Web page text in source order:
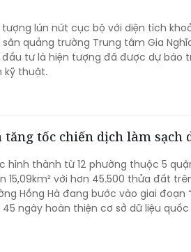
đầu tư là hiện tượng đã được dự báo
kỹ thuật.
tăng tốc chiến dịch làm sạch
hình thành từ 12 phường thuộc 5
15,09km² với hơn 45.500 thửa đất
Hồng Hà đang bước vào giai đoạn
45 ngày hoàn thiện cơ sở dữ liệu
mạnh thực hiện nhiệm vụ